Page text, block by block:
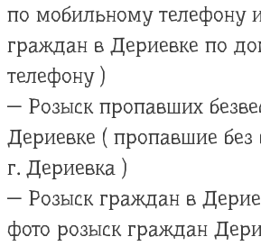
по мобильному телефону
граждан в Дериевке по
телефону )
— Розыск пропавших
Дериевке ( пропавшие без
г. Дериевка )
— Розыск граждан в
фото розыск граждан